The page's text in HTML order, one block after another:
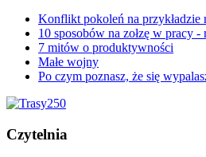
Konflikt pokoleń na przykładzie
10 sposobów na zołzę w pracy -
7 mitów o produktywności
Małe wojny
Po czym poznasz, że się
Czytelnia